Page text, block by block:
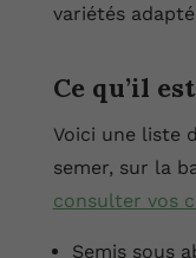
variétés
Ce qu’il
Voici une liste
semer, sur la
consulter vos
Semis sous